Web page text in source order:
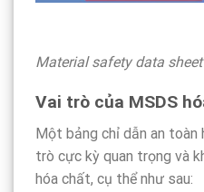
Material safety data
Vai trò của MSDS
Một bảng chỉ dẫn an toàn
trò cực kỳ quan trọng và
hóa chất, cụ thể như sau: